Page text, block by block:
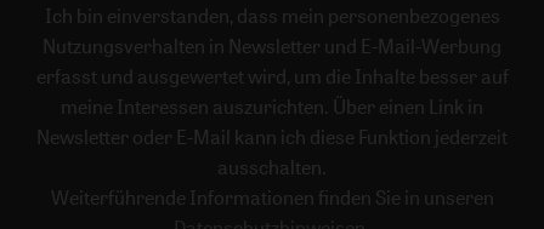
Ich bin einverstanden, dass mein personenbezogenes
Nutzungsverhalten in Newsletter und E-Mail-Werbung
erfasst und ausgewertet wird, um die Inhalte besser auf
meine Interessen auszurichten. Über einen Link in
Newsletter oder E-Mail kann ich diese Funktion jederzeit
ausschalten.
Weiterführende Informationen finden Sie in unseren